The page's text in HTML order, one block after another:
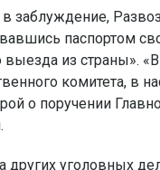
заблуждение,
паспортом
из страны». «В
комитета, в
о поручении
уголовных